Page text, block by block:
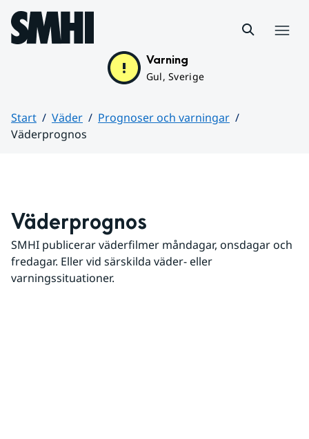
Hoppa till sidans innehåll
Varning
Gul, Sverige
Start Väder
Prognoser och varningar
Väderprognos
Väderprognos
SMHI publicerar väderfilmer måndagar, onsdagar och
fredagar. Eller vid särskilda väder- eller
varningssituationer.